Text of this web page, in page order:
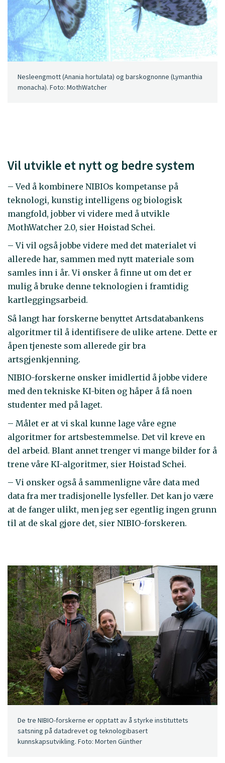
Nesleengmott (Anania hortulata) og barskognonne (Lymanthia
monacha). Foto: MothWatcher
Vil utvikle et nytt og bedre system
– Ved å kombinere NIBIOs kompetanse på
teknologi, kunstig intelligens og biologisk
mangfold, jobber vi videre med å utvikle
MothWatcher 2.0, sier Høistad Schei.
– Vi vil også jobbe videre med det materialet vi
allerede har, sammen med nytt materiale som
samles inn i år. Vi ønsker å finne ut om det er
mulig å bruke denne teknologien i framtidig
kartleggingsarbeid.
Så langt har forskerne benyttet Artsdatabankens
algoritmer til å identifisere de ulike artene. Dette er
åpen tjeneste som allerede gir bra
artsgjenkjenning.
NIBIO-forskerne ønsker imidlertid å jobbe videre
med den tekniske KI-biten og håper å få noen
studenter med på laget.
– Målet er at vi skal kunne lage våre egne
algoritmer for artsbestemmelse. Det vil kreve en
del arbeid. Blant annet trenger vi mange bilder for å
trene våre KI-algoritmer, sier Høistad Schei.
– Vi ønsker også å sammenligne våre data med
data fra mer tradisjonelle lysfeller. Det kan jo være
at de fanger ulikt, men jeg ser egentlig ingen grunn
til at de skal gjøre det, sier NIBIO-forskeren.
De tre NIBIO-forskerne er opptatt av å styrke instituttets
satsning på datadrevet og teknologibasert
kunnskapsutvikling. Foto: Morten Günther